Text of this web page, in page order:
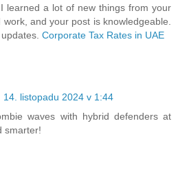
learned a lot of new things from your
and your post is knowledgeable.
Corporate Tax Rates in UAE
14. listopadu 2024 v 1:44
waves with hybrid defenders at
smarter!